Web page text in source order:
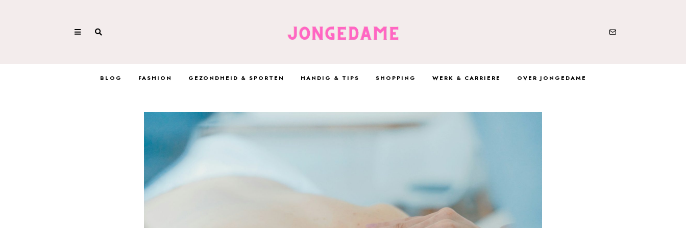
BLOG FASHION GEZONDHEID & SPORTEN HANDIG & TIPS SHOPPING WERK & CARRIERE OVER JONGEDAME